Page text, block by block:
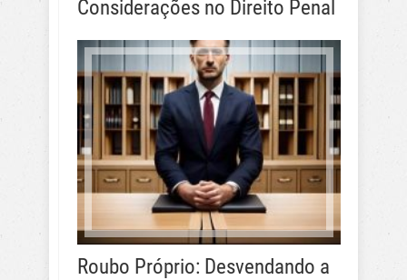
Considerações no Direito Penal
Roubo Próprio: Desvendando a